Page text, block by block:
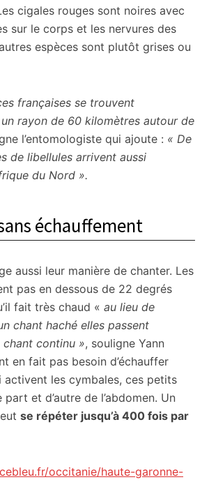
cigales rouges sont noires avec
sur le corps et les nervures des
espèces sont plutôt grises ou
françaises se trouvent
rayon de 60 kilomètres autour de
l’entomologiste qui ajoute : « De
de libellules arrivent aussi
du Nord ».
échauffement
aussi leur manière de chanter. Les
pas en dessous de 22 degrés
fait très chaud « au lieu de
chant haché elles passent
continu », souligne Yann
en fait pas besoin d’échauffer
activent les cymbales, ces petits
et d’autre de l’abdomen. Un
se répéter jusqu’à 400 fois par
occitanie/haute-garonne-